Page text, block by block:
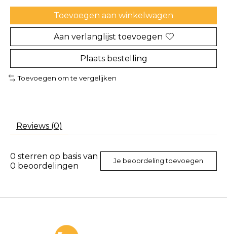
Toevoegen aan winkelwagen
Aan verlanglijst toevoegen
Plaats bestelling
Toevoegen om te vergelijken
Reviews (0)
0 sterren op basis van
0 beoordelingen Je beoordeling toevoegen